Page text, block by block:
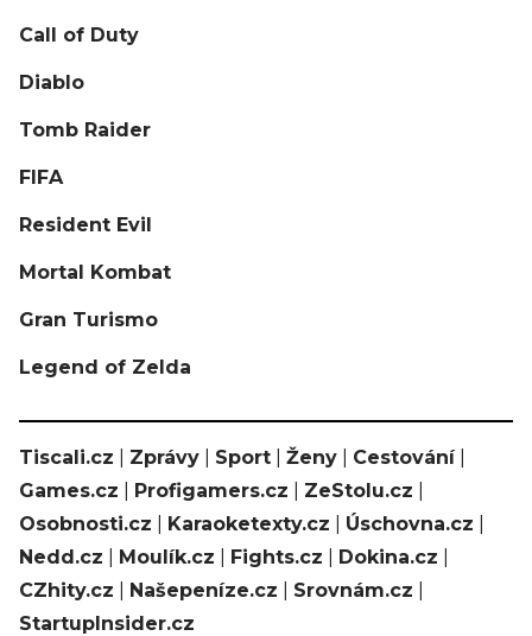
Call of Duty
Diablo
Tomb Raider
FIFA
Resident Evil
Mortal Kombat
Gran Turismo
Legend of Zelda
Tiscali.cz Zprávy Sport Ženy Cestování|
Games.cz
Profigamers.cz ZeStolu.cz
Osobnosti.cz
Karaoketexty.cz Úschovna.cz
Nedd.cz
Moulík.cz Fights.cz Dokina.cz
CZhity.cz
Našepeníze.cz Srovnám.cz
StartupInsider.cz